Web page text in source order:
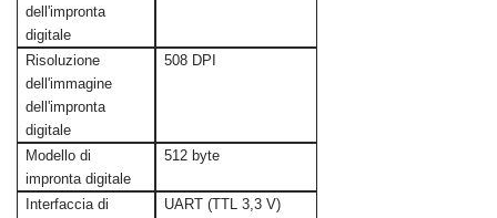
dell'impronta
digitale
Risoluzione
dell'immagine
dell'impronta
digitale
508 DPI
Modello di
impronta digitale
512 byte
Interfaccia di
UART (TTL 3,3 V)